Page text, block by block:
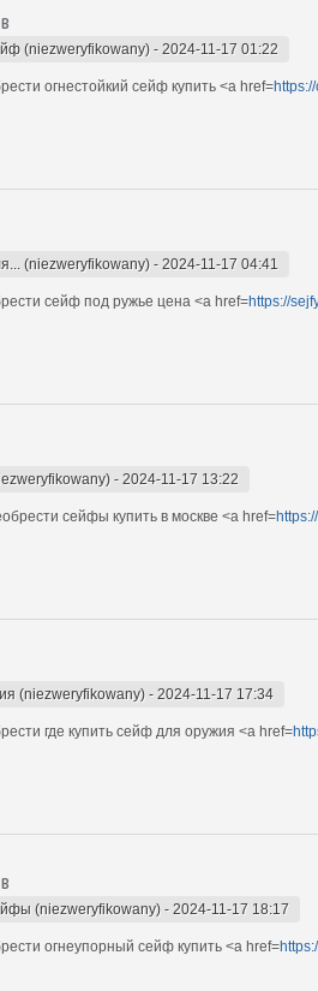
(niezweryfikowany) - 2024-11-17 01:22
огнестойкий сейф купить <a href=
(niezweryfikowany) - 2024-11-17 04:41
сейф под ружье цена <a href=https://
- 2024-11-17 13:22
сейфы купить в москве <a href=
(niezweryfikowany) - 2024-11-17 17:34
где купить сейф для оружия <a href=
(niezweryfikowany) - 2024-11-17 18:17
огнеупорный сейф купить <a href=